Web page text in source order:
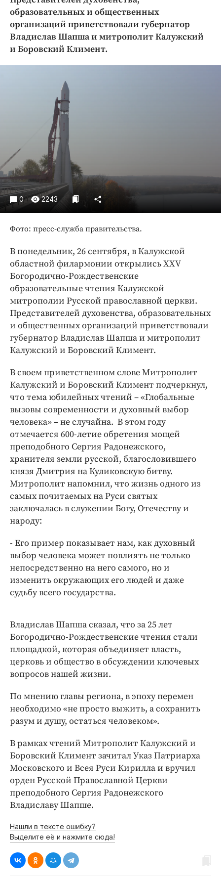
Культура
Недвижимость и ЖКХ
Образование
Общество
Праздники
Происшествия
Спорт
Экономика и бизнес
ПРОЕКТЫ
Блоги
Издания
Медиаперсона
Интересное чтиво
Бренд года
Работодатель года
образовательных и общественных
организаций приветствовали губернатор
Владислав Шапша и митрополит Калужский
и Боровский Климент.
0 2243
Фото: пресс-служба правительства.
В понедельник, 26 сентября, в Калужской
областной филармонии открылись XXV
Богородично-Рождественские
образовательные чтения Калужской
митрополии Русской православной церкви.
Представителей духовенства, образовательных
и общественных организаций приветствовали
губернатор Владислав Шапша и митрополит
Калужский и Боровский Климент.
В своем приветственном слове Митрополит
Калужский и Боровский Климент подчеркнул,
что тема юбилейных чтений – «Глобальные
вызовы современности и духовный выбор
человека» – не случайна. В этом году
отмечается 600-летие обретения мощей
преподобного Сергия Радонежского,
хранителя земли русской, благословившего
князя Дмитрия на Куликовскую битву.
Митрополит напомнил, что жизнь одного из
самых почитаемых на Руси святых
заключалась в служении Богу, Отечеству и
народу:
- Его пример показывает нам, как духовный
выбор человека может повлиять не только
непосредственно на него самого, но и
изменить окружающих его людей и даже
судьбу всего государства.
Владислав Шапша сказал, что за 25 лет
Богородично-Рождественские чтения стали
площадкой, которая объединяет власть,
церковь и общество в обсуждении ключевых
вопросов нашей жизни.
По мнению главы региона, в эпоху перемен
необходимо «не просто выжить, а сохранить
разум и душу, остаться человеком».
В рамках чтений Митрополит Калужский и
Боровский Климент зачитал Указ Патриарха
Московского и Всея Руси Кирилла и вручил
орден Русской Православной Церкви
преподобного Сергия Радонежского
Владиславу Шапше.
Нашли в тексте ошибку?
Выделите её и нажмите сюда!